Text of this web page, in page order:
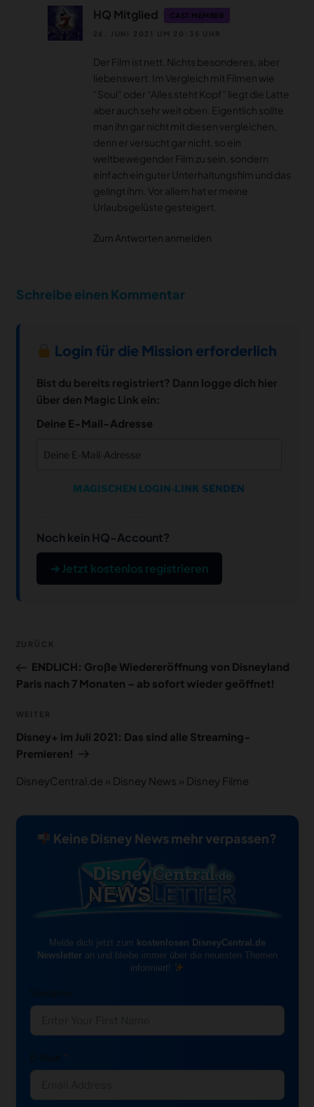
HQ Mitglied CAST MEMBER
Der Film ist nett. Nichts besonderes, aber
liebenswert. Im Vergleich mit Filmen wie
“Soul” oder “Alles steht Kopf” liegt die Latte
aber auch sehr weit oben. Eigentlich sollte
man ihn gar nicht mit diesen vergleichen,
denn er versucht gar nicht, so ein
weltbewegender Film zu sein, sondern
einfach ein guter Unterhaltungsfilm und das
gelingt ihm. Vor allem hat er meine
Urlaubsgelüste gesteigert.
Zum Antworten anmelden
Schreibe einen Kommentar
Login für die Mission erforderlich
Bist du bereits registriert? Dann logge dich hier
über den Magic Link ein:
Deine E-Mail-Adresse
MAGISCHEN LOGIN-LINK SENDEN
Noch kein HQ-Account?
➔ Jetzt kostenlos registrieren
Beitrag
ENDLICH: Große Wiedereröffnung von Disneyland
Paris nach 7 Monaten – ab sofort wieder geöffnet!
Beitrag
Disney+ im Juli 2021: Das sind alle Streaming-
Premieren!
DisneyCentral.de » Disney News » Disney Filme
Keine Disney News mehr verpassen?
Melde dich jetzt zum kostenlosen DisneyCentral.de
Newsletteran und bleibe immer über die neuesten Themen
informiert!
Vorname
E-Mail